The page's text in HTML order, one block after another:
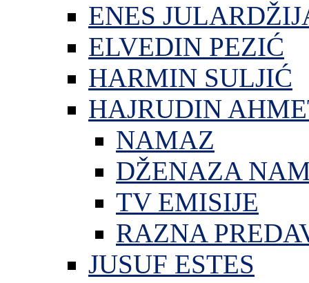
ENES
ELVEDIN PEZIĆ
HARMIN SULJIĆ
HAJRUDIN
NAMAZ
DŽENAZA
TV EMISIJE
RAZNA
JUSUF ESTES